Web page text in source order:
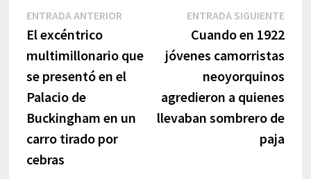
Navegación
de
entradas
ENTRADA ANTERIOREntrada
El excéntrico
multimillonario que
se presentó en el
Palacio de
Buckingham en un
carro tirado por
cebras
ENTRADA SIGUIENTE
Cuando en 1922
jóvenes camorristas
neoyorquinos
agredieron a quienes
llevaban sombrero de
paja